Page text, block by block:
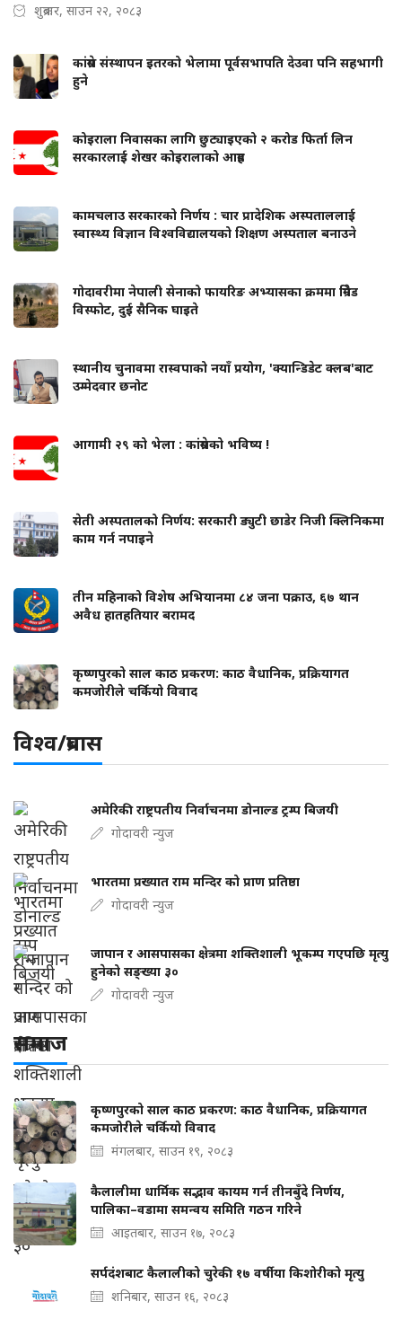
शुक्रबार, साउन २२, २०८३
कांग्रेस संस्थापन इतरको भेलामा पूर्वसभापति देउवा पनि सहभागी
हुने
कोइराला निवासका लागि छुट्याइएको २ करोड फिर्ता लिन
सरकारलाई शेखर कोइरालाको आग्रह
कामचलाउ सरकारको निर्णय : चार प्रादेशिक अस्पताललाई
स्वास्थ्य विज्ञान विश्वविद्यालयको शिक्षण अस्पताल बनाउने
गोदावरीमा नेपाली सेनाको फायरिङ अभ्यासका क्रममा ग्रिनेड
विस्फोट, दुई सैनिक घाइते
स्थानीय चुनावमा रास्वपाको नयाँ प्रयोग, 'क्यान्डिडेट क्लब'बाट
उम्मेदवार छनोट
आगामी २९ को भेला : कांग्रेसको भविष्य !
सेती अस्पतालको निर्णय: सरकारी ड्युटी छाडेर निजी क्लिनिकमा
काम गर्न नपाइने
तीन महिनाको विशेष अभियानमा ८४ जना पक्राउ, ६७ थान
अवैध हातहतियार बरामद
कृष्णपुरको साल काठ प्रकरण: काठ वैधानिक, प्रक्रियागत
कमजोरीले चर्कियो विवाद
विश्व/प्रबास
अमेरिकी राष्ट्रपतीय निर्वाचनमा डोनाल्ड ट्रम्प बिजयी
गोदावरी न्युज
भारतमा प्रख्यात राम मन्दिर को प्राण प्रतिष्ठा
गोदावरी न्युज
जापान र आसपासका क्षेत्रमा शक्तिशाली भूकम्प गएपछि मृत्यु
हुनेको सङ्ख्या ३०
गोदावरी न्युज
समाज
कृष्णपुरको साल काठ प्रकरण: काठ वैधानिक, प्रक्रियागत
कमजोरीले चर्कियो विवाद
मंगलबार, साउन १९, २०८३
कैलालीमा धार्मिक सद्भाव कायम गर्न तीनबुँदे निर्णय,
पालिका–वडामा समन्वय समिति गठन गरिने
आइतबार, साउन १७, २०८३
सर्पदंशबाट कैलालीको चुरेकी १७ वर्षीया किशोरीको मृत्यु
शनिबार, साउन १६, २०८३